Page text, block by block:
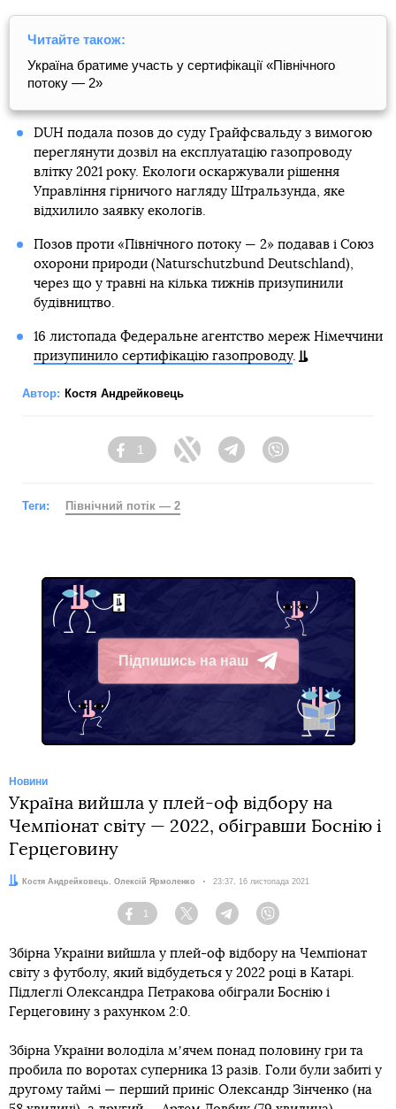
Читайте також:
Україна братиме участь у сертифікації «Північного
потоку — 2»
DUH подала позов до суду Грайфсвальду з вимогою
переглянути дозвіл на експлуатацію газопроводу
влітку 2021 року. Екологи оскаржували рішення
Управління гірничого нагляду Штральзунда, яке
відхилило заявку екологів.
Позов проти «Північного потоку — 2» подавав і Союз
охорони природи (Naturschutzbund Deutschland),
через що у травні на кілька тижнів призупинили
будівництво.
16 листопада Федеральне агентство мереж Німеччини
призупинило сертифікацію газопроводу.
Автор: Костя Андрейковець
Facebook
1
Twitter TelegramViber
Теги: Північний потік — 2
Підпишись на наш
Telegram
Новини
Україна вийшла у плей-оф відбору на
Чемпіонат світу — 2022, обігравши Боснію і
Герцеговину
Автори:
Костя Андрейковець , Олексій Ярмоленко Дата:
23:37, 16 листопада 2021
Facebook
1
Twitter TelegramViber
Збірна України вийшла у плей-оф відбору на Чемпіонат
світу з футболу, який відбудеться у 2022 році в Катарі.
Підлеглі Олександра Петракова обіграли Боснію і
Герцеговину з рахунком 2:0.
Збірна України володіла мʼячем понад половину гри та
пробила по воротах суперника 13 разів. Голи були забиті у
другому таймі — перший приніс Олександр Зінченко (на